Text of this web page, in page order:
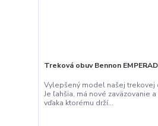
Treková obuv Bennon
Vylepšený model našej trekovej
Je ľahšia, má nové zaväzovanie
vďaka ktorému drží...